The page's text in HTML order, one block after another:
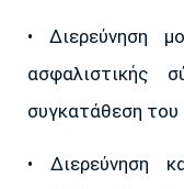
• Διερεύνηση
ασφαλιστικής
συγκατάθεση
• Διερεύνηση